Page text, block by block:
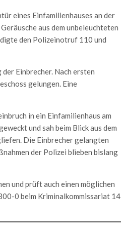
eines Einfamilienhauses an der
aus dem unbeleuchteten
den Polizeinotruf 110 und
Einbrecher. Nach ersten
gelungen. Eine
in ein Einfamilienhaus am
und sah beim Blick aus dem
Die Einbrecher gelangten
der Polizei blieben bislang
und prüft auch einen möglichen
0 beim Kriminalkommissariat 14